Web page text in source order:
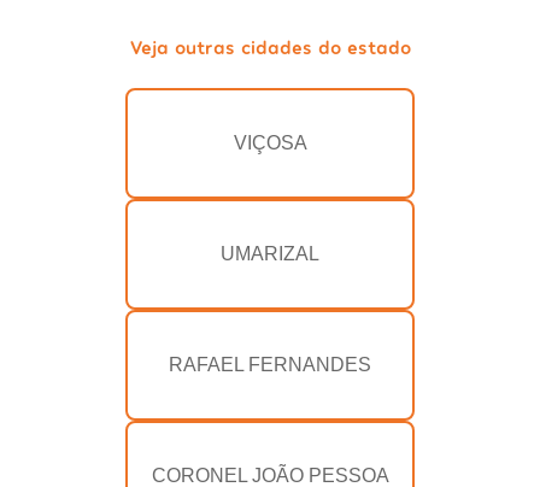
Veja outras cidades do estado
VIÇOSA
UMARIZAL
RAFAEL FERNANDES
CORONEL JOÃO PESSOA